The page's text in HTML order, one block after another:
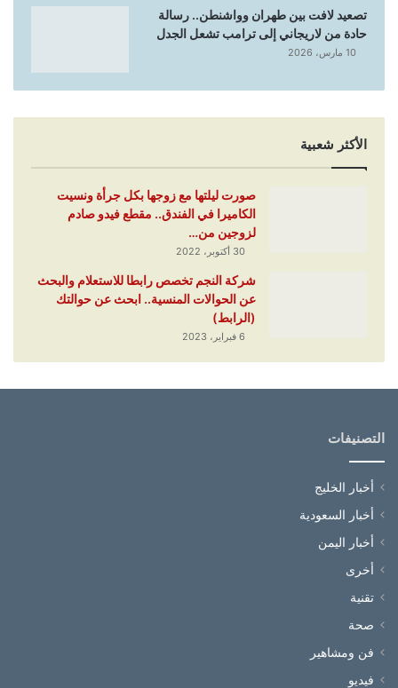
تصعيد لافت بين طهران وواشنطن.. رسالة
حادة من لاريجاني إلى ترامب تشعل الجدل
10 مارس، 2026
الأكثر شعبية
صورت ليلتها مع زوجها بكل جرأة ونسيت
الكاميرا في الفندق.. مقطع فيدو صادم
لزوجين من…
30 أكتوبر، 2022
شركة النجم تخصص رابطا للاستعلام والبحث
عن الحوالات المنسية.. ابحث عن حوالتك
(الرابط)
6 فبراير، 2023
التصنيفات
أخبار الخليج
أخبار السعودية
أخبار اليمن
أخرى
تقنية
صحة
فن ومشاهير
فيديو